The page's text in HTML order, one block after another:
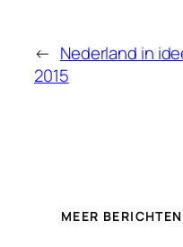
← Nederland in
2015
MEER BERICHTEN